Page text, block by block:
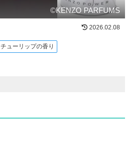
©KENZO PARFUMS
2026.02.08
チューリップの香り